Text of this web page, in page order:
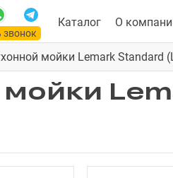
звонок
Каталог О
мойки Lemark Standard